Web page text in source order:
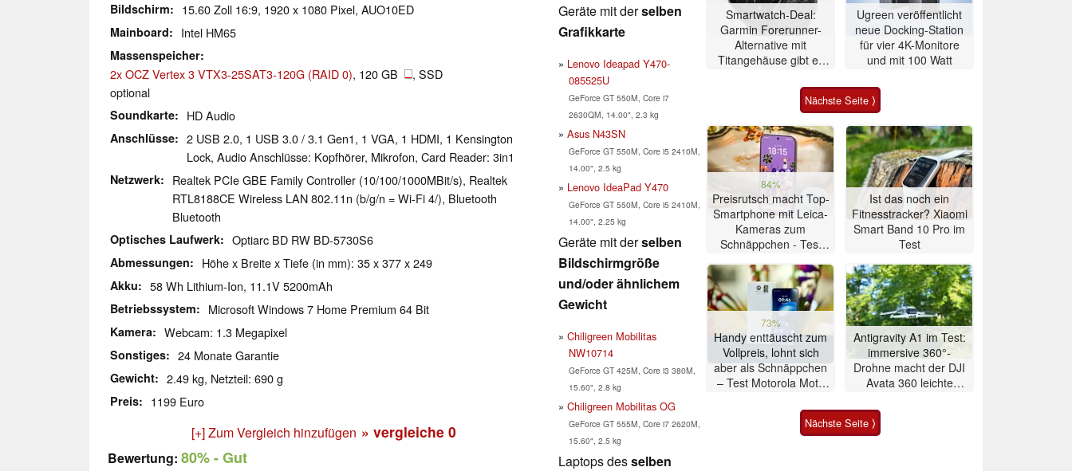
Bildschirm 15.60 Zoll 16:9, 1920 x 1080 Pixel, AUO10ED
Mainboard Intel HM65
Massenspeicher
2x OCZ Vertex 3 VTX3-25SAT3-120G (RAID 0), 120 GB
, SSD
optional
Soundkarte HD Audio
Anschlüsse
2 USB 2.0, 1 USB 3.0 / 3.1 Gen1, 1 VGA, 1 HDMI, 1 Kensington
Lock, Audio Anschlüsse: Kopfhörer, Mikrofon, Card Reader: 3in1
Netzwerk
Realtek PCIe GBE Family Controller (10/100/1000MBit/s), Realtek
RTL8188CE Wireless LAN 802.11n (b/g/n = Wi-Fi 4/), Bluetooth
Bluetooth
Optisches Laufwerk Optiarc BD RW BD-5730S6
Abmessungen Höhe x Breite x Tiefe (in mm): 35 x 377 x 249
Akku 58 Wh Lithium-Ion, 11.1V 5200mAh
Betriebssystem Microsoft Windows 7 Home Premium 64 Bit
Kamera Webcam: 1.3 Megapixel
Sonstiges 24 Monate Garantie
Gewicht 2.49 kg, Netzteil: 690 g
Preis 1199 Euro
[+] Zum Vergleich hinzufügen » vergleiche 0
Bewertung: 80%- Gut
Geräte mit derselben
Grafikkarte
Lenovo Ideapad Y470-
085525U
GeForce GT 550M, Core i7
2630QM, 14.00", 2.3 kg
Asus N43SN
GeForce GT 550M, Core i5 2410M,
14.00", 2.5 kg
Lenovo IdeaPad Y470
GeForce GT 550M, Core i5 2410M,
14.00", 2.25 kg
Geräte mit derselben
Bildschirmgröße
und/oder ähnlichem
Gewicht
Chiligreen Mobilitas
NW10714
GeForce GT 425M, Core i3 380M,
15.60", 2.8 kg
Chiligreen Mobilitas OG
GeForce GT 555M, Core i7 2620M,
15.60", 2.5 kg
Laptops desselben
Smartwatch-Deal:
Garmin Forerunner-
Alternative mit
Titangehäuse gibt es
Ugreen veröffentlicht
neue Docking-Station
für vier 4K-Monitore
und mit 100 Watt
Nächste Seite ⟩
84%
Preisrutsch macht Top-
Smartphone mit Leica-
Kameras zum
Schnäppchen - Test
Ist das noch ein
Fitnesstracker? Xiaomi
Smart Band 10 Pro im
Test
73%
Handy enttäuscht zum
Vollpreis, lohnt sich
aber als Schnäppchen
– Test Motorola Moto
Antigravity A1 im Test:
immersive 360°-
Drohne macht der DJI
Avata 360 leichte
Nächste Seite ⟩